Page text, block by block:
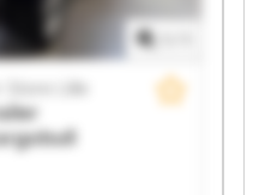
Lille